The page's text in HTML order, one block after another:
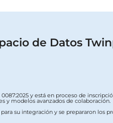
de Datos
y está en proceso de
y modelos avanzados de colaboración.
su integración y se prepararon los